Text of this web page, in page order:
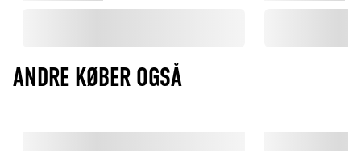
ANDRE KØBER OGSÅ